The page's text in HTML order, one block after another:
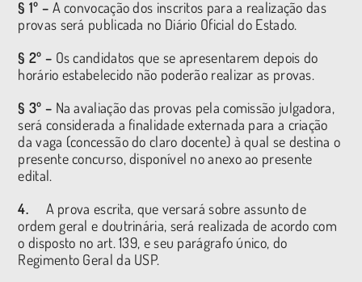
§ 1º – A convocação dos inscritos para a realização das
provas será publicada no Diário Oficial do Estado.
§ 2º – Os candidatos que se apresentarem depois do
horário estabelecido não poderão realizar as provas.
§ 3º – Na avaliação das provas pela comissão julgadora,
será considerada a finalidade externada para a criação
da vaga (concessão do claro docente) à qual se destina o
presente concurso, disponível no anexo ao presente
edital.
4. A prova escrita, que versará sobre assunto de
ordem geral e doutrinária, será realizada de acordo com
o disposto no art. 139, e seu parágrafo único, do
Regimento Geral da USP.